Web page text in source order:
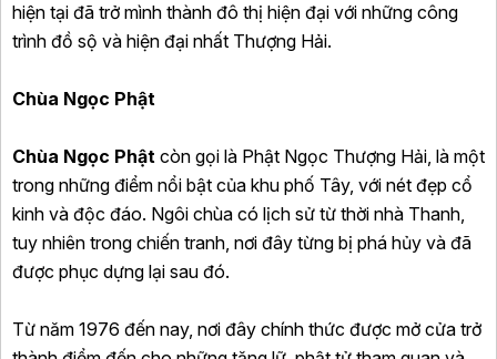
hiện tại đã trở mình thành đô thị hiện đại với những công
trình đồ sộ và hiện đại nhất Thượng Hải.
Chùa Ngọc Phật
Chùa Ngọc Phật còn gọi là Phật Ngọc Thượng Hải, là một
trong những điểm nổi bật của khu phố Tây, với nét đẹp cổ
kinh và độc đáo. Ngôi chùa có lịch sử từ thời nhà Thanh,
tuy nhiên trong chiến tranh, nơi đây từng bị phá hủy và đã
được phục dựng lại sau đó.
Từ năm 1976 đến nay, nơi đây chính thức được mở cửa trở